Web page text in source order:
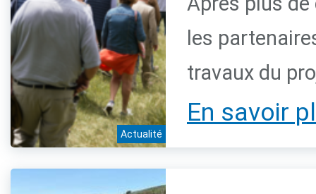
Actualité
les
travaux du
En savoir